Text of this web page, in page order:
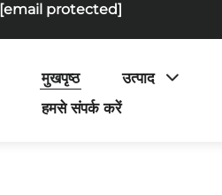
[email protected]
मुखपृष्ठ उत्पाद
हमसे संपर्क करें